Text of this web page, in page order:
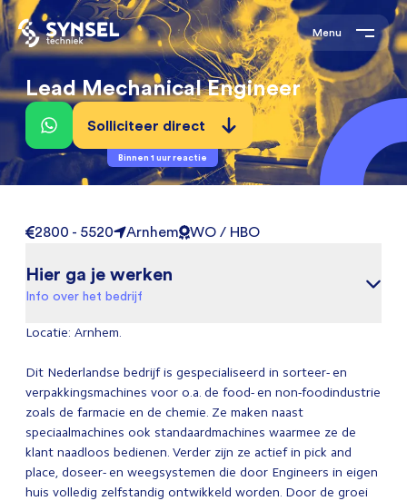
Menu
Lead Mechanical Engineer
Solliciteer direct
Binnen 1 uur reactie
2800 - 5520 Arnhem WO / HBO
Hier ga je werken
Info over het bedrijf
Locatie: Arnhem.
Dit Nederlandse bedrijf is gespecialiseerd in sorteer- en
verpakkingsmachines voor o.a. de food- en non-foodindustrie
zoals de farmacie en de chemie. Ze maken naast
speciaalmachines ook standaardmachines waarmee ze de
klant naadloos bedienen. Verder zijn ze actief in pick and
place, doseer- en weegsystemen die door Engineers in eigen
huis volledig zelfstandig ontwikkeld worden. Door de groei